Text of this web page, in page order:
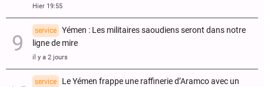
Hier 19:55
service
Yémen : Les militaires saoudiens seront dans notre
ligne de mire
il y a 2 jours
service
Le Yémen frappe une raffinerie d’Aramco avec un